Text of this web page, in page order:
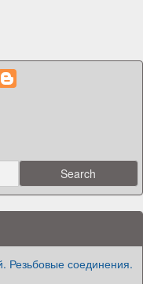
Резьбовые соединения.